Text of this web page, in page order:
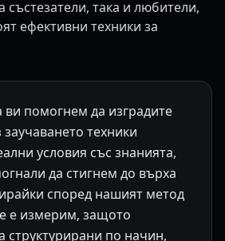
състезатели, така и любители,
ефективни техники за
Начинаещи
помогнем да изградите
техники
условия със знанията,
да стигнем до върха
според нашият метод
е измерим, защото
структурирани по начин,